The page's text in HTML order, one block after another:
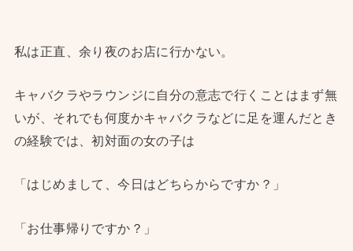
私は正直、余り夜のお店に行かない。
キャバクラやラウンジに自分の意志で行くことはまず無
いが、それでも何度かキャバクラなどに足を運んだとき
の経験では、初対面の女の子は
「はじめまして、今日はどちらからですか？」
「お仕事帰りですか？」